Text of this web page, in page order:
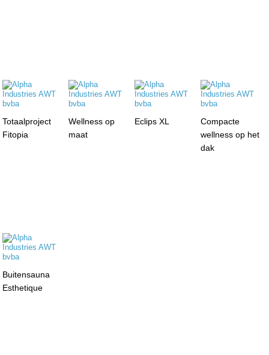
Totaalproject
Fitopia
Wellness op
maat
Eclips XL
Compacte
wellness op het
dak
Buitensauna
Esthetique